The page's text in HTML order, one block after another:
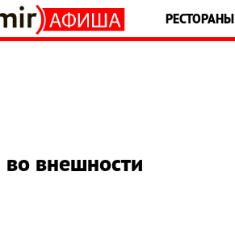
РЕСТОРАНЫ
внешности